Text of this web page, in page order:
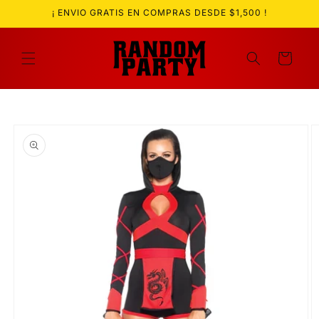
directamente
al contenido
¡ ENVIO GRATIS EN COMPRAS DESDE $1,500 !
Carrito
información
del producto